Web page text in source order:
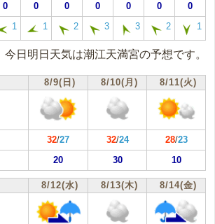
0 0 0 0 0 0 0
1 1 2 3 3 2 1
今日明日天気は潮江天満宮の予想です。
8/9(日) 8/10(月) 8/11(火)
32/27 32/24 28/23
20 30 10
8/12(水) 8/13(木) 8/14(金)